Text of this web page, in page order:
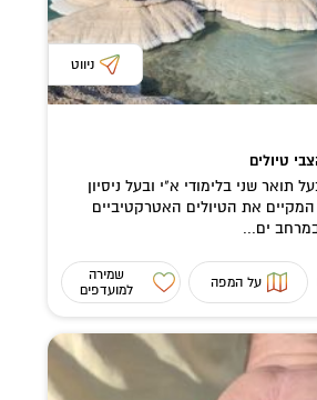
ניווט
טיולים
תואר שני בלימודי א"י ובעל ניסיון
את הטיולים האטרקטיביים
במרחב ים...
על המפה
שמירה
למועדפים